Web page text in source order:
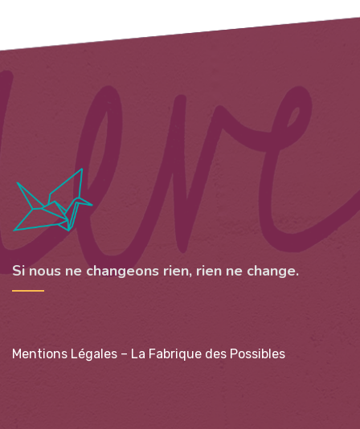
Si nous ne changeons rien, rien ne change.
Mentions Légales – La Fabrique des Possibles